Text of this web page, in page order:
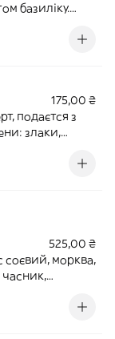
базиліку.
лактоза, яйця,
175,00 ₴
подаєтся з
злаки,
525,00 ₴
соєвий, морква,
часник,